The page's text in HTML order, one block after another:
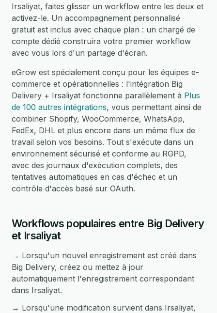
Irsaliyat, faites glisser un workflow entre les deux et
activez-le. Un accompagnement personnalisé
gratuit est inclus avec chaque plan : un chargé de
compte dédié construira votre premier workflow
avec vous lors d'un partage d'écran.
eGrow est spécialement conçu pour les équipes e-
commerce et opérationnelles : l'intégration Big
Delivery + Irsaliyat fonctionne parallèlement à Plus
de 100 autres intégrations, vous permettant ainsi de
combiner Shopify, WooCommerce, WhatsApp,
FedEx, DHL et plus encore dans un même flux de
travail selon vos besoins. Tout s'exécute dans un
environnement sécurisé et conforme au RGPD,
avec des journaux d'exécution complets, des
tentatives automatiques en cas d'échec et un
contrôle d'accès basé sur OAuth.
Workflows populaires entre Big Delivery
et Irsaliyat
→ Lorsqu'un nouvel enregistrement est créé dans
Big Delivery, créez ou mettez à jour
automatiquement l'enregistrement correspondant
dans Irsaliyat.
→ Lorsqu'une modification survient dans Irsaliyat,